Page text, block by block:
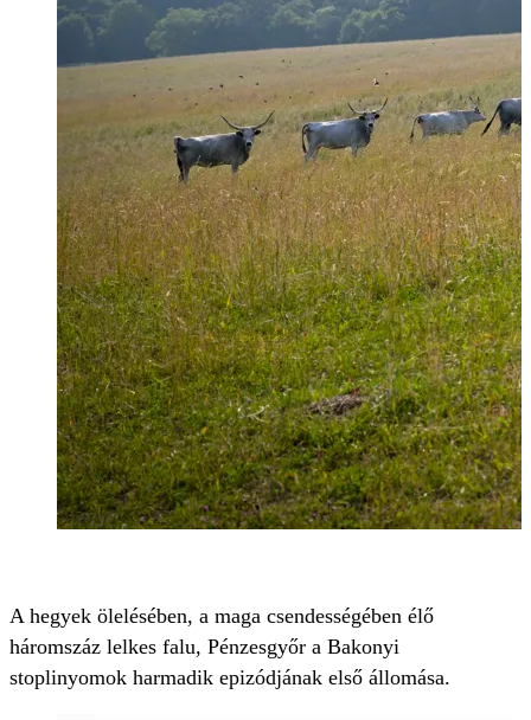
A hegyek ölelésében, a maga csendességében élő
háromszáz lelkes falu, Pénzesgyőr a Bakonyi
stoplinyomok harmadik epizódjának első állomása.